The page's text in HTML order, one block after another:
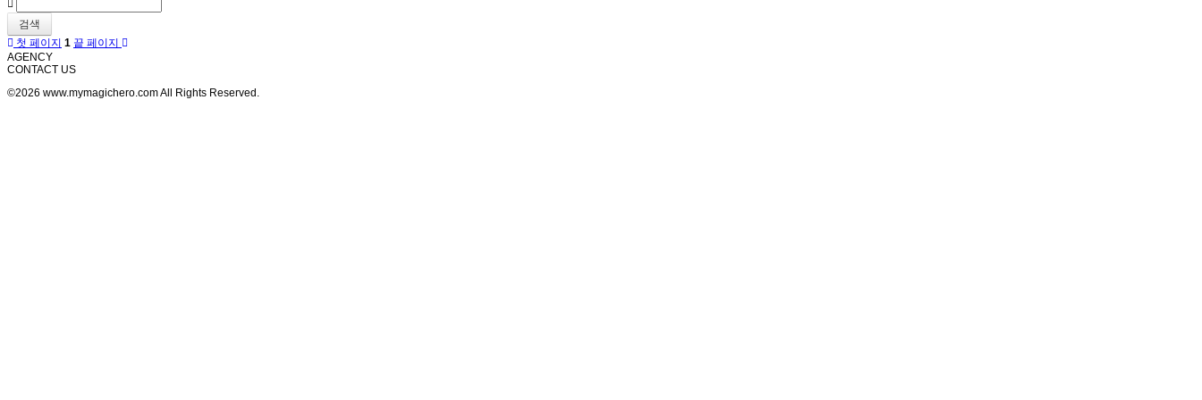
검색
첫 페이지 1 끝 페이지
AGENCY
CONTACT US
©2026 www.mymagichero.com All Rights Reserved.